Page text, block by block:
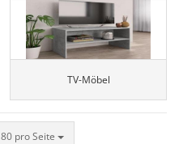
TV-Möbel
80 pro Seite
pro Seite